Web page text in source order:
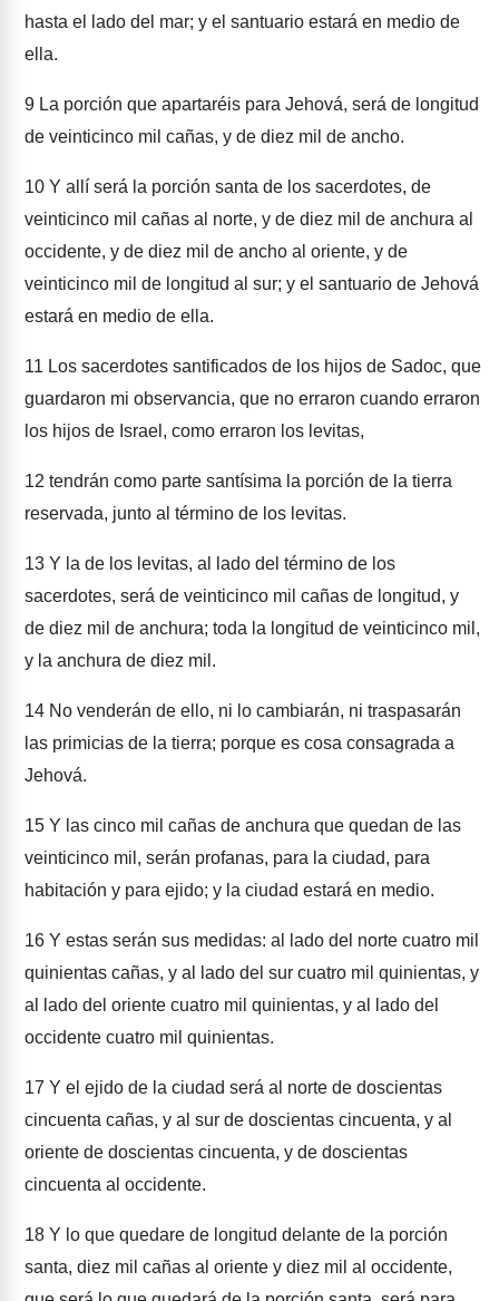
hasta el lado del mar; y el santuario estará en medio de
ella.
9 La porción que apartaréis para Jehová, será de longitud
de veinticinco mil cañas, y de diez mil de ancho.
10 Y allí será la porción santa de los sacerdotes, de
veinticinco mil cañas al norte, y de diez mil de anchura al
occidente, y de diez mil de ancho al oriente, y de
veinticinco mil de longitud al sur; y el santuario de Jehová
estará en medio de ella.
11 Los sacerdotes santificados de los hijos de Sadoc, que
guardaron mi observancia, que no erraron cuando erraron
los hijos de Israel, como erraron los levitas,
12 tendrán como parte santísima la porción de la tierra
reservada, junto al término de los levitas.
13 Y la de los levitas, al lado del término de los
sacerdotes, será de veinticinco mil cañas de longitud, y
de diez mil de anchura; toda la longitud de veinticinco mil,
y la anchura de diez mil.
14 No venderán de ello, ni lo cambiarán, ni traspasarán
las primicias de la tierra; porque es cosa consagrada a
Jehová.
15 Y las cinco mil cañas de anchura que quedan de las
veinticinco mil, serán profanas, para la ciudad, para
habitación y para ejido; y la ciudad estará en medio.
16 Y estas serán sus medidas: al lado del norte cuatro mil
quinientas cañas, y al lado del sur cuatro mil quinientas, y
al lado del oriente cuatro mil quinientas, y al lado del
occidente cuatro mil quinientas.
17 Y el ejido de la ciudad será al norte de doscientas
cincuenta cañas, y al sur de doscientas cincuenta, y al
oriente de doscientas cincuenta, y de doscientas
cincuenta al occidente.
18 Y lo que quedare de longitud delante de la porción
santa, diez mil cañas al oriente y diez mil al occidente,